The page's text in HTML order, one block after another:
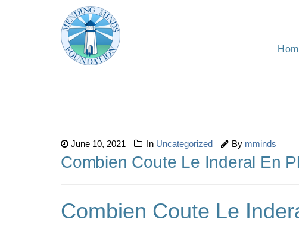
June 10, 2021 In Uncategorized By mminds
Combien Coute Le Inderal En
Combien Coute Le